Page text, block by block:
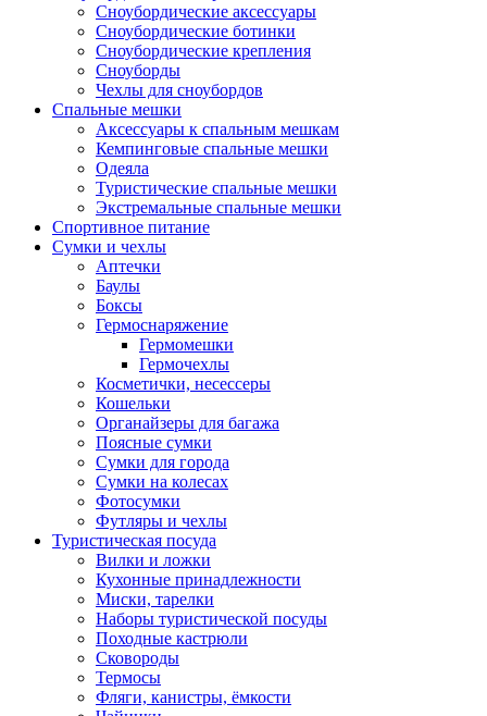
Сноубордические аксессуары
Сноубордические ботинки
Сноубордические крепления
Сноуборды
Чехлы для сноубордов
Спальные мешки
Аксессуары к спальным мешкам
Кемпинговые спальные мешки
Одеяла
Туристические спальные мешки
Экстремальные спальные мешки
Спортивное питание
Сумки и чехлы
Аптечки
Баулы
Боксы
Гермоснаряжение
Гермомешки
Гермочехлы
Косметички, несессеры
Кошельки
Органайзеры для багажа
Поясные сумки
Сумки для города
Сумки на колесах
Фотосумки
Футляры и чехлы
Туристическая посуда
Вилки и ложки
Кухонные принадлежности
Миски, тарелки
Наборы туристической посуды
Походные кастрюли
Сковороды
Термосы
Фляги, канистры, ёмкости